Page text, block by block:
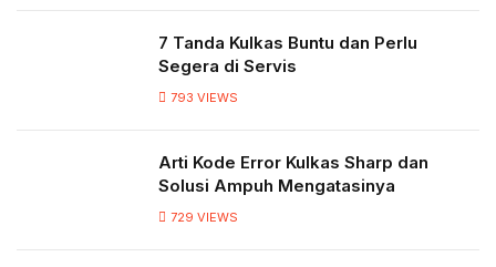
7 Tanda Kulkas Buntu dan Perlu
Segera di Servis
793 VIEWS
Arti Kode Error Kulkas Sharp dan
Solusi Ampuh Mengatasinya
729 VIEWS